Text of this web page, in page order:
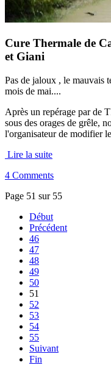
Cure Thermale de
et Giani
Pas de jaloux , le mauvais
mois de mai....
Après un repérage par de
sous des orages de grêle,
l'organisateur de modifier
Lire la suite
4 Comments
Page 51 sur 55
Début
Précédent
46
47
48
49
50
51
52
53
54
55
Suivant
Fin